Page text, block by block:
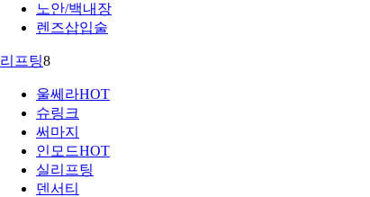
노안/백내장
렌즈삽입술
리프팅8
울쎄라HOT
슈링크
써마지
인모드HOT
실리프팅
덴서티